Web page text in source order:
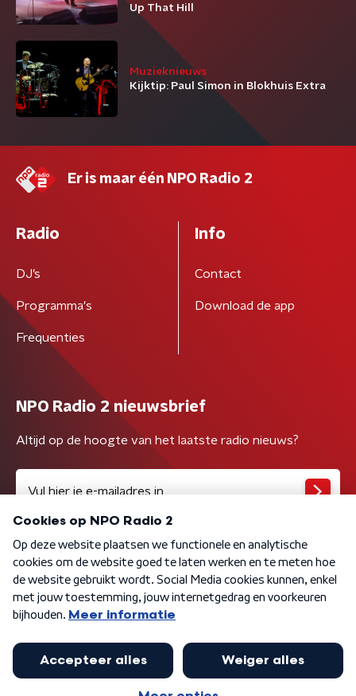
Up That Hill
Muzieknieuws
Kijktip: Paul Simon in Blokhuis Extra
Er is maar één NPO Radio 2
Radio
DJ’s
Programma's
Frequenties
Info
Contact
Download de app
NPO Radio 2 nieuwsbrief
Altijd op de hoogte van het laatste radio nieuws?
Algemene voorwaarden